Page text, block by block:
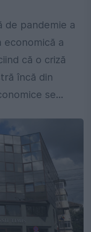
de pandemie a
a
că o criză
încă din
se...